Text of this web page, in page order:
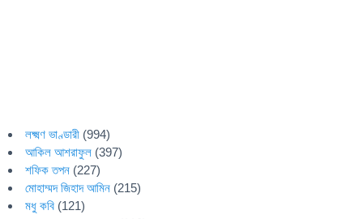
লক্ষ্মণ ভাণ্ডারী (994)
আকিল আশরাফুল (397)
শফিক তপন (227)
মোহাম্মদ জিহাদ আমিন (215)
মধু কবি (121)